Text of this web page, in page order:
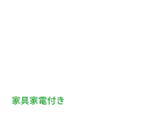
家具家電付き